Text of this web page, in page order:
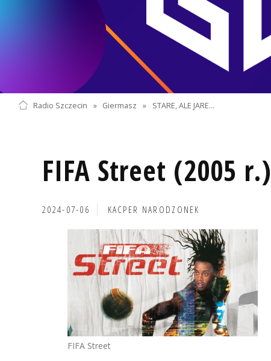
Radio Szczecin » Giermasz » STARE, ALE JARE...
FIFA Street (2005 r.)
2024-07-06 KACPER NARODZONEK
FIFA Street